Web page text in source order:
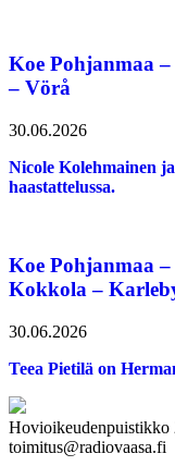
Koe Pohjanmaa
– Vörå
30.06.2026
Nicole Kolehmainen
haastattelussa.
Koe Pohjanmaa
Kokkola –
30.06.2026
Teea Pietilä on
Hovioikeudenpuistikko
toimitus@radiovaasa.fi